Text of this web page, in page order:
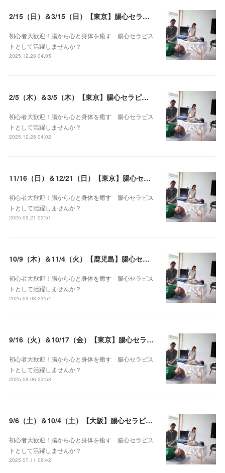
2/15（日）＆3/15（日）【東京】腸心セラピスト養成コース《２日間コース》開講決定
初心者大歓迎！腸から心と身体を癒す 腸心セラピス
トとして活躍しませんか？
2025.12.28 04:05
2/5（木）＆3/5（木）【東京】腸心セラピスト養成コース《２日間コース》開講決定
初心者大歓迎！腸から心と身体を癒す 腸心セラピス
トとして活躍しませんか？
2025.12.28 04:02
11/16（日）＆12/21（日）【東京】腸心セラピスト養成コース《２日間コース》開講決定
初心者大歓迎！腸から心と身体を癒す 腸心セラピス
トとして活躍しませんか？
2025.09.21 03:51
10/9（木）＆11/4（火）【鹿児島】腸心セラピスト養成コース《２日間コース》開講決定
初心者大歓迎！腸から心と身体を癒す 腸心セラピス
トとして活躍しませんか？
2025.09.08 23:54
9/16（火）＆10/17（金）【東京】腸心セラピスト養成コース《２日間コース》開講決定
初心者大歓迎！腸から心と身体を癒す 腸心セラピス
トとして活躍しませんか？
2025.08.06 23:53
9/6（土）＆10/4（土）【大阪】腸心セラピスト養成コース《２日間コース》開講決定
初心者大歓迎！腸から心と身体を癒す 腸心セラピス
トとして活躍しませんか？
2025.07.11 06:42